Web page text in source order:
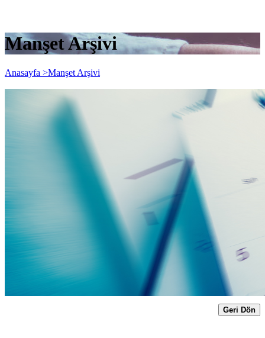
Manşet Arşivi
Anasayfa >Manşet Arşivi
"2017 Yılı Gelir Vergisi Beyannamesi"
İçin Ek Süre Talebinde Bulunuldu
Yayın Tarihi: 22 Mart 2018
Detay bilgiler:
https://archive.ismmmo.org.tr/docs/duyuru/22032018_turmob.pdf"
Geri Dön